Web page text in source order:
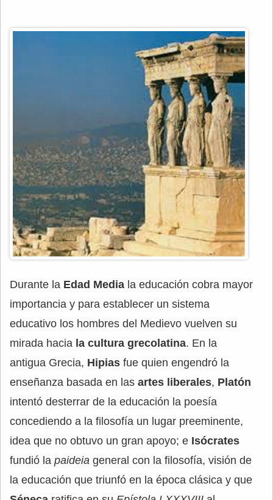
Durante la Edad Media la educación cobra mayor
importancia y para establecer un sistema
educativo los hombres del Medievo vuelven su
mirada hacia la cultura grecolatina. En la
antigua Grecia, Hipias fue quien engendró la
enseñanza basada en las artes liberales, Platón
intentó desterrar de la educación la poesía
concediendo a la filosofía un lugar preeminente,
idea que no obtuvo un gran apoyo; e Isócrates
fundió la paideia general con la filosofía, visión de
la educación que triunfó en la época clásica y que